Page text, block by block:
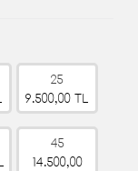
25
9.500,00 TL
45
14.500,00